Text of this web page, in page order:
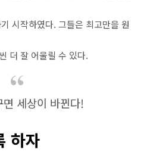
시작하였다. 그들은 최고만을 원
더 잘 어울릴 수 있다.
면 세상이 바뀐다!
하자